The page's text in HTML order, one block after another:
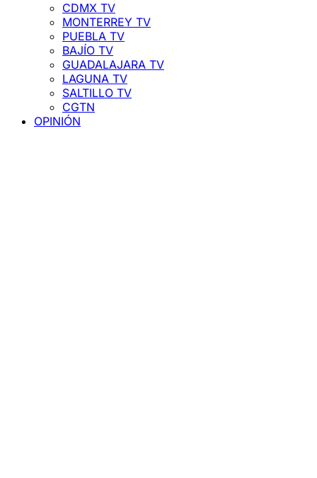
CDMX TV
MONTERREY TV
PUEBLA TV
BAJÍO TV
GUADALAJARA TV
LAGUNA TV
SALTILLO TV
CGTN
OPINIÓN